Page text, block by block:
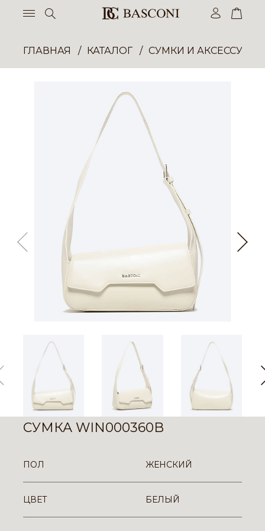
ГЛАВНАЯ КАТАЛОГ СУМКИ И
СУМКА WIN000360B
ПОЛ ЖЕНСКИЙ
ЦВЕТ БЕЛЫЙ